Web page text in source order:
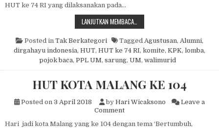
HUT ke 74 RI yang dilaksanakan pada…
LANJUTKAN MEMBACA…
Posted in Tak Berkategori Tagged Agustusan, Alumni,
dirgahayu indonesia, HUT, HUT ke 74 RI, komite, KPK, lomba,
pojok baca, PPL UM, sarung, UM, walimurid
HUT KOTA MALANG KE 104
Posted on 3 April 2018 by Hari Wicaksono
Leave a
Commenton HUT KOTA MALANG KE
Hari jadi kota Malang yang ke 104 dengan tema ‘Bertumbuh,